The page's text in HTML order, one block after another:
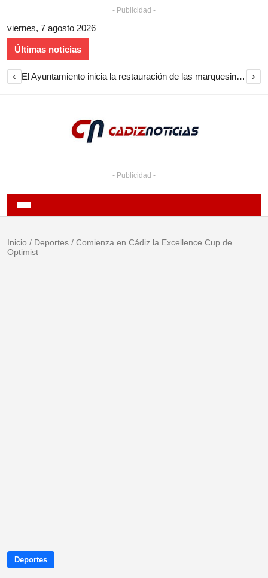
- Publicidad -
viernes, 7 agosto 2026
Últimas noticias
‹ El Ayuntamiento inicia la restauración de las marquesinas de Plaza Esteve para volver a instalarlas en el centro de Jerez ›
- Publicidad -
Inicio / Deportes / Comienza en Cádiz la Excellence Cup de
Optimist
Deportes